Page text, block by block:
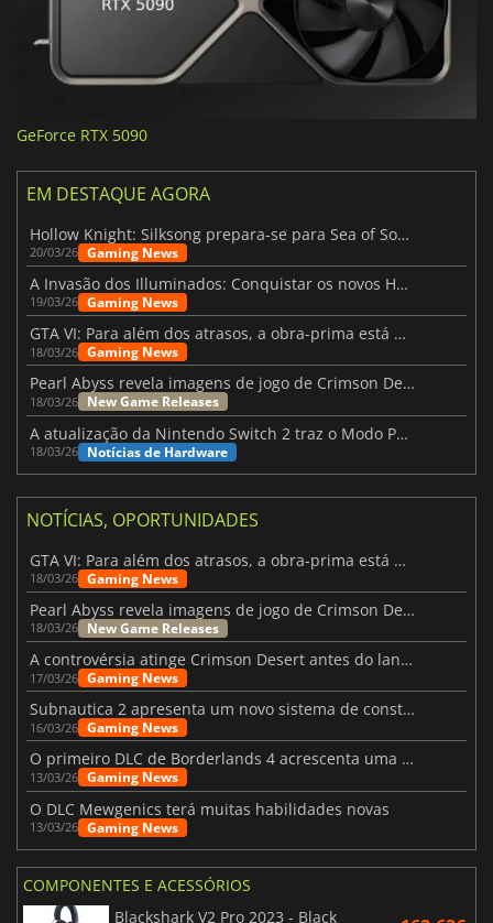
GeForce RTX 5090
EM DESTAQUE AGORA
Hollow Knight: Silksong prepara-se para Sea of Sorrow com um patch
20/03/26 Gaming News
A Invasão dos Illuminados: Conquistar os novos Helldivers 2 Atualização!
19/03/26 Gaming News
GTA VI: Para além dos atrasos, a obra-prima está quase a chegar
18/03/26 Gaming News
Pearl Abyss revela imagens de jogo de Crimson Desert para a PS5
18/03/26 New Game Releases
A atualização da Nintendo Switch 2 traz o Modo Portátil aos jogos mais antigos da Switch
18/03/26 Notícias de Hardware
NOTÍCIAS, OPORTUNIDADES
GTA VI: Para além dos atrasos, a obra-prima está quase a chegar
18/03/26 Gaming News
Pearl Abyss revela imagens de jogo de Crimson Desert para a PS5
18/03/26 New Game Releases
A controvérsia atinge Crimson Desert antes do lançamento
17/03/26 Gaming News
Subnautica 2 apresenta um novo sistema de construção de bases
16/03/26 Gaming News
O primeiro DLC de Borderlands 4 acrescenta uma nova personagem e muito mais
13/03/26 Gaming News
O DLC Mewgenics terá muitas habilidades novas
13/03/26 Gaming News
COMPONENTES E ACESSÓRIOS
Blackshark V2 Pro 2023 - Black